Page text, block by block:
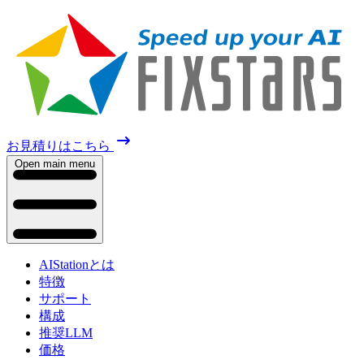
お見積りはこちら
Open main menu
AIStationとは
特徴
サポート
構成
推奨LLM
価格